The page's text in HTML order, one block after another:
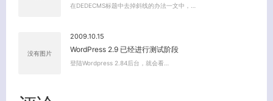
在DEDECMS标题中去掉斜线的办法一文中，…
没有图片
2009.10.15
WordPress 2.9 已经进行测试阶段
登陆Wordpress 2.84后台，就会看…